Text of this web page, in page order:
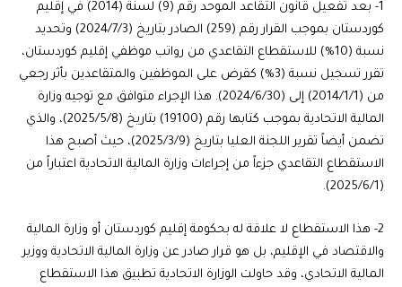
1- بعد تفعيل قانون التقاعد الموحد رقم (9) لسنة (2014) في إقليم
كوردستان بموجب القرار رقم (259) الصادر بتاريخ (2024/7/3) وتحديد
نسبة (10%) للاستقطاع التقاعدي من رواتب موظفي إقليم كوردستان،
تقرر تسجيل نسبة (3%) كقرض على الموظفين والمتقاعدين بأثر رجعي
من (2014/1/1) إلى (2024/6/30). هذا الإجراء متوافق مع توجيه وزارة
المالية الاتحادية بموجب كتابها رقم (19100) بتاريخ (2025/5/8)، والذي
تضمن أيضاً تقرير اللجنة العليا بتاريخ (2025/3/9)، حيث أصبح هذا
الاستقطاع التقاعدي جزءاً من إجراءات وزارة المالية الاتحادية اعتباراً من
(2025/6/1).
2- هذا الاستقطاع لا علاقة له بحكومة إقليم كوردستان أو وزارة المالية
والاقتصاد في الإقليم، بل هو قرار صادر عن وزارة المالية الاتحادية ووزير
المالية الاتحادي، وقد حاولت الوزارة الاتحادية تطبيق هذا الاستقطاع